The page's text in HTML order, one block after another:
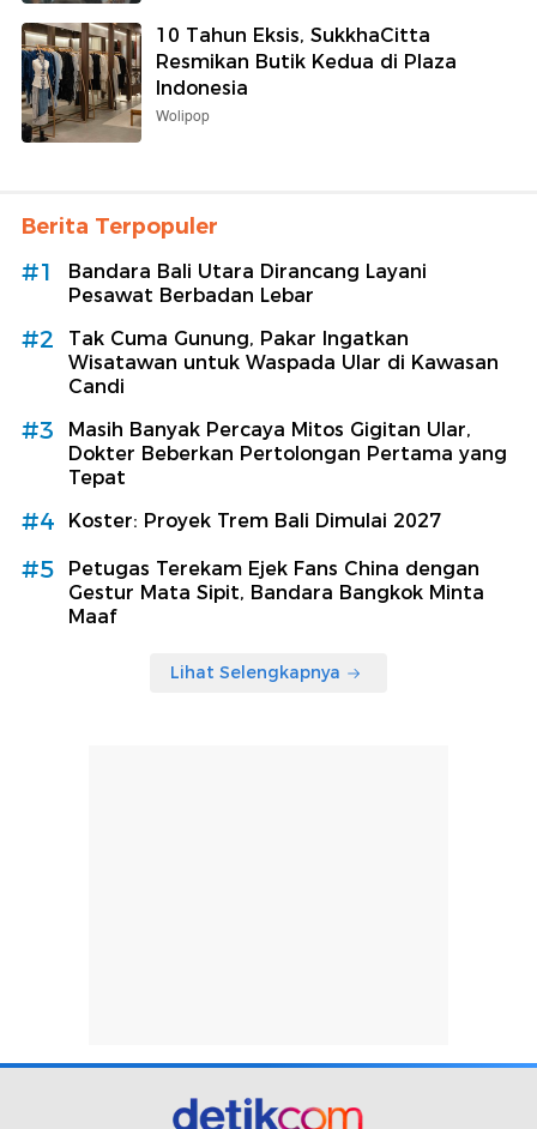
10 Tahun Eksis, SukkhaCitta
Resmikan Butik Kedua di Plaza
Indonesia
Wolipop
Berita Terpopuler
#1
Bandara Bali Utara Dirancang Layani
Pesawat Berbadan Lebar
#2
Tak Cuma Gunung, Pakar Ingatkan
Wisatawan untuk Waspada Ular di Kawasan
Candi
#3
Masih Banyak Percaya Mitos Gigitan Ular,
Dokter Beberkan Pertolongan Pertama yang
Tepat
#4 Koster: Proyek Trem Bali Dimulai 2027
#5
Petugas Terekam Ejek Fans China dengan
Gestur Mata Sipit, Bandara Bangkok Minta
Maaf
Lihat Selengkapnya